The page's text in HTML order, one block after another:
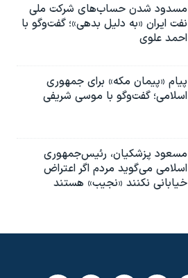
مسدود شدن حساب‌های شرکت ملی
نفت ایران «به دلیل بدهی»؛ گفت‌و‌گو با
احمد علوی
پیام «پیمان مکه» برای جمهوری
اسلامی؛ گفت‌وگو با موسی شریفی
مسعود پزشکیان، رئيس‌جمهوری
اسلامی می‌گوید مردم اگر اعتراض
خیابانی نکنند «نجیب» هستند